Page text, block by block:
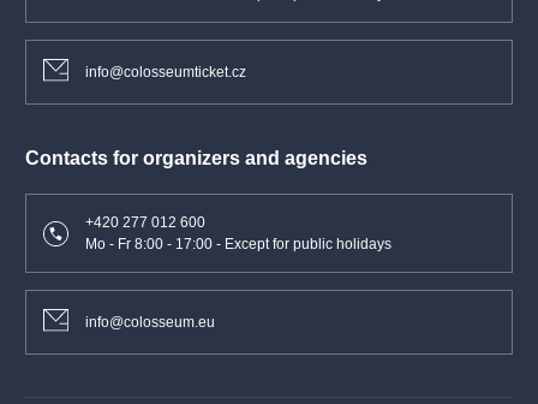
info@colosseumticket.cz
Contacts for organizers and agencies
+420 277 012 600
Mo - Fr 8:00 - 17:00 - Except for public holidays
info@colosseum.eu